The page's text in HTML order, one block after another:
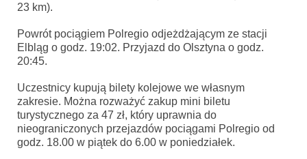
23 km).
Powrót pociągiem Polregio odjeżdżającym ze stacji
Elbląg o godz. 19:02. Przyjazd do Olsztyna o godz.
20:45.
Uczestnicy kupują bilety kolejowe we własnym
zakresie. Można rozważyć zakup mini biletu
turystycznego za 47 zł, który uprawnia do
nieograniczonych przejazdów pociągami Polregio od
godz. 18.00 w piątek do 6.00 w poniedziałek.